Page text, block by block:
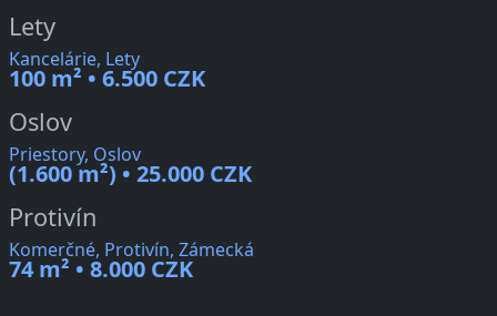
Lety
Kancelárie, Lety
100 m² • 6.500 CZK
Oslov
Priestory, Oslov
(1.600 m²) • 25.000 CZK
Protivín
Komerčné, Protivín, Zámecká
74 m² • 8.000 CZK